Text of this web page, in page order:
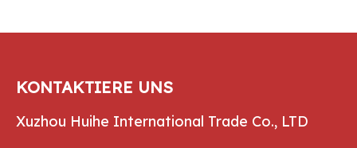
KONTAKTIERE UNS
Xuzhou Huihe International Trade Co., LTD